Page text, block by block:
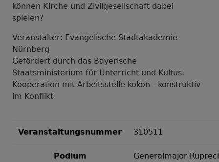
können Kirche und Zivilgesellschaft dabei
spielen?
Veranstalter: Evangelische Stadtakademie
Nürnberg
Gefördert durch das Bayerische
Staatsministerium für Unterricht und Kultus.
Kooperation mit Arbeitsstelle kokon - konstruktiv
im Konflikt
Veranstaltungsnummer 310511
Podium
Generalmajor